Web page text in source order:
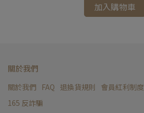
加入購物車
關於我們
關於我們 FAQ 退換貨規則 會員紅利制度
165 反詐騙